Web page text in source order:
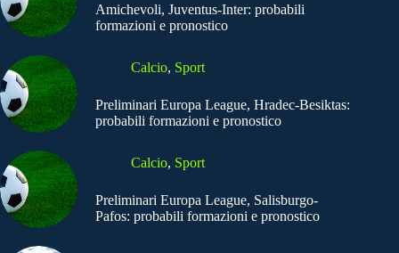
Amichevoli, Juventus-Inter: probabili
formazioni e pronostico
Calcio, Sport
Preliminari Europa League, Hradec-Besiktas:
probabili formazioni e pronostico
Calcio, Sport
Preliminari Europa League, Salisburgo-
Pafos: probabili formazioni e pronostico